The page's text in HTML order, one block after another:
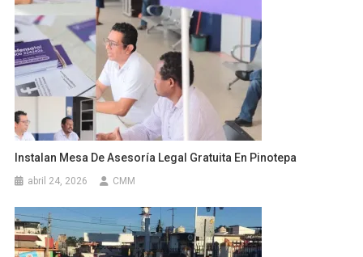
Instalan Mesa De Asesoría Legal Gratuita En Pinotepa
abril 24, 2026 CMM